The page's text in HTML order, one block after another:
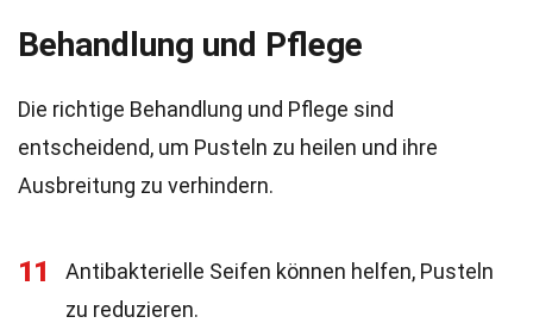
Behandlung und Pflege
Die richtige Behandlung und Pflege sind
entscheidend, um Pusteln zu heilen und ihre
Ausbreitung zu verhindern.
11
Antibakterielle Seifen können helfen, Pusteln
zu reduzieren.